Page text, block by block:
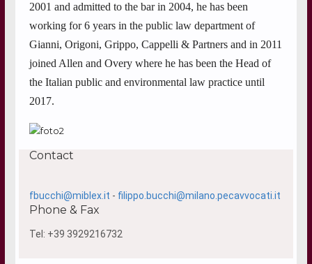
2001 and admitted to the bar in 2004, he has been
working for 6 years in the public law department of
Gianni, Origoni, Grippo, Cappelli & Partners and in 2011
joined Allen and Overy where he has been the Head of
the Italian public and environmental law practice until
2017.
Contact
fbucchi@miblex.it - filippo.bucchi@milano.pecavvocati.it
Phone & Fax
Tel: +39 3929216732